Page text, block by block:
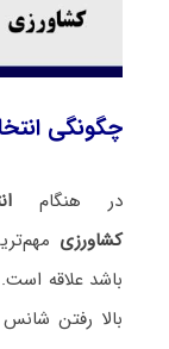
چگونگی
در هنگام
کشاورزی
باشد علاقه
بالا رفتن